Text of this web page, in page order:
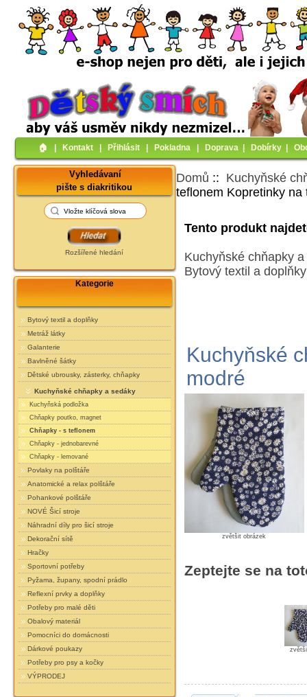
🏠︎ Kontakt Přihlásit Pokladna Doprava Dobírky
Vyhledávaní
pište s diakritikou
Rozšířené hledání
Kategorie
Bytový textil a doplňky
Metráž látky
Galanterie
Bavlněné šátky
Dětské ubrousky, zásterky, chňapky
Kuchyňské chňapky a sedáky
Kuchyňská podložka
Chňapky poutko, magnet
Chňapky - s teflonem
Chňapky - jednobarevné
Chňapky - lemované
Povlaky na polštáře
Anatomické a relax polštáře
Pohankové polštáře
NOVÉ Šicí stroje
Náhradní díly pro šicí stroje
Dekorační sítě
Hračky
Sportovní potřeby
Pyžama, župany, spodní prádlo
Reflexní prvky a doplňky
Potřeby pro malé děti
Obalový materiál
Pomocníci do domácnosti
Dárkové poukazy
Potřeby pro psy a kočky
VÝPRODEJ
Domů :: Kuchyňské
teflonem Kopretinky na
Tento produkt
Kuchyňské chňapky
Bytový textil a
Kuchyňské
modré
zvětšit obrázek
Zeptejte se na